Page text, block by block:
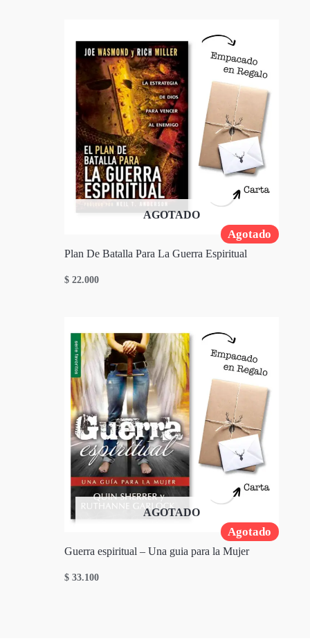
Agotado
AGOTADO
Plan De Batalla Para La Guerra Espiritual
$ 22.000
Agotado
AGOTADO
Guerra espiritual – Una guia para la Mujer
$ 33.100